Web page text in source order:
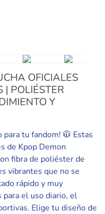
OFICIALES
| POLIÉSTER
Y
para tu fandom! 🧥 Estas
de Kpop Demon
fibra de poliéster de
vibrantes que no se
rápido y muy
el uso diario, el
Elige tu diseño de